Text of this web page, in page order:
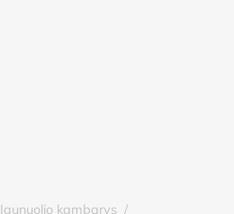
Jaunuolio kambarys /